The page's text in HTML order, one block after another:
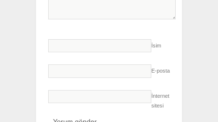
İsim
E-posta
İnternet
sitesi